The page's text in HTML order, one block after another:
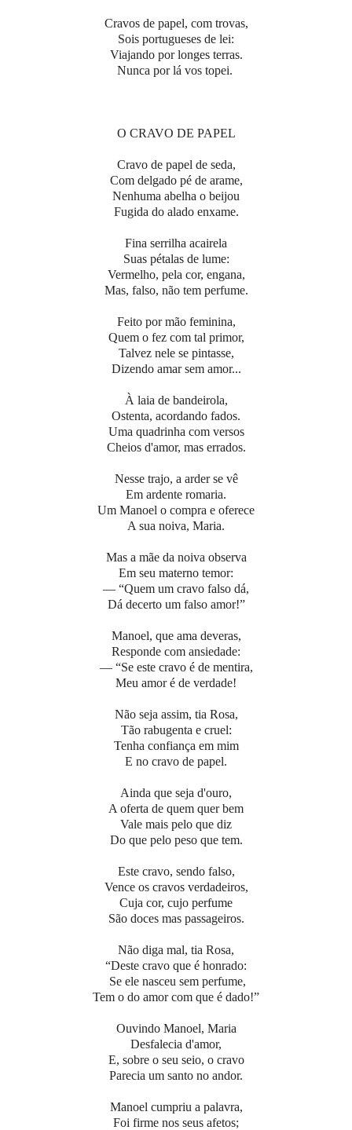
Cravos de papel, com trovas,
Sois portugueses de lei:
Viajando por longes terras.
Nunca por lá vos topei.
O CRAVO DE PAPEL
Cravo de papel de seda,
Com delgado pé de arame,
Nenhuma abelha o beijou
Fugida do alado enxame.
Fina serrilha acairela
Suas pétalas de lume:
Vermelho, pela cor, engana,
Mas, falso, não tem perfume.
Feito por mão feminina,
Quem o fez com tal primor,
Talvez nele se pintasse,
Dizendo amar sem amor...
À laia de bandeirola,
Ostenta, acordando fados.
Uma quadrinha com versos
Cheios d'amor, mas errados.
Nesse trajo, a arder se vê
Em ardente romaria.
Um Manoel o compra e oferece
A sua noiva, Maria.
Mas a mãe da noiva observa
Em seu materno temor:
— “Quem um cravo falso dá,
Dá decerto um falso amor!”
Manoel, que ama deveras,
Responde com ansiedade:
— “Se este cravo é de mentira,
Meu amor é de verdade!
Não seja assim, tia Rosa,
Tão rabugenta e cruel:
Tenha confiança em mim
E no cravo de papel.
Ainda que seja d'ouro,
A oferta de quem quer bem
Vale mais pelo que diz
Do que pelo peso que tem.
Este cravo, sendo falso,
Vence os cravos verdadeiros,
Cuja cor, cujo perfume
São doces mas passageiros.
Não diga mal, tia Rosa,
“Deste cravo que é honrado:
Se ele nasceu sem perfume,
Tem o do amor com que é dado!”
Ouvindo Manoel, Maria
Desfalecia d'amor,
E, sobre o seu seio, o cravo
Parecia um santo no andor.
Manoel cumpriu a palavra,
Foi firme nos seus afetos;